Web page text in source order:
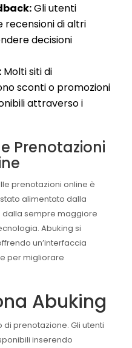
Gli utenti
recensioni di altri
decisioni
Molti siti di
sconti o promozioni
attraverso i
Prenotazioni
prenotazioni online è
alimentato dalla
sempre maggiore
Abuking si
un’interfaccia
per migliorare
Abuking
prenotazione. Gli utenti
inserendo